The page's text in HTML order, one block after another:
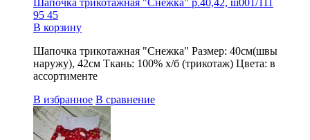
Шапочка трикотажная "Снежка" р.40,42, ш001/111
95 45
В корзину
Шапочка трикотажная "Снежка" Размер: 40см(швы
наружу), 42см Ткань: 100% х/б (трикотаж) Цвета: в
ассортименте
В избранное В сравнение